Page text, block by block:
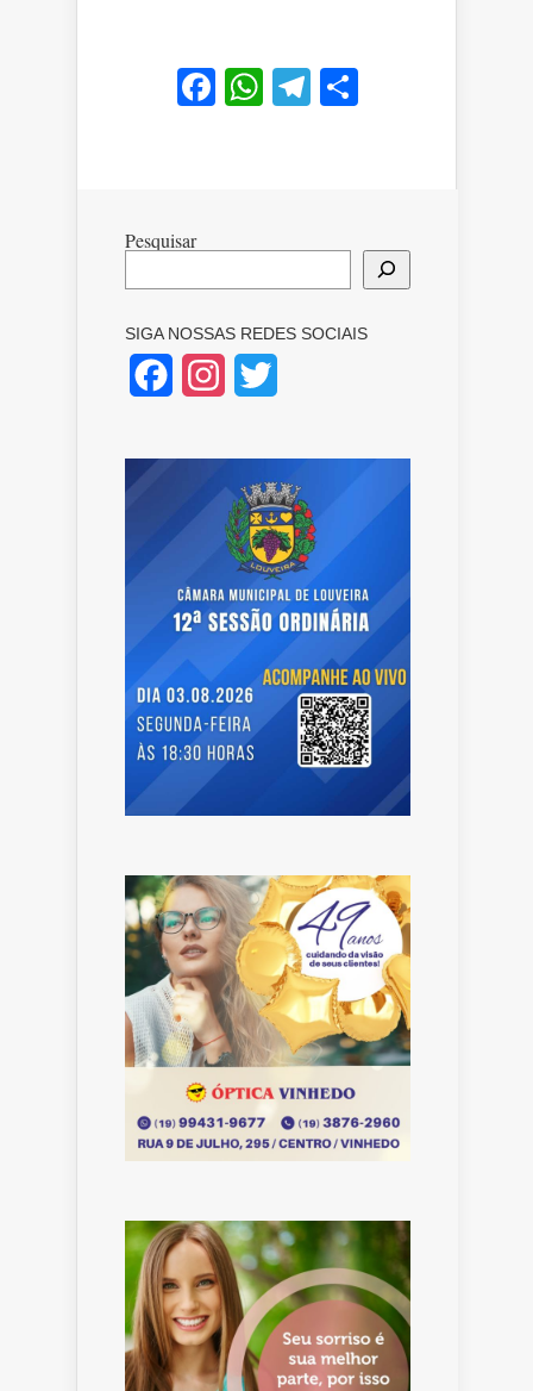
Facebook
WhatsApp
Telegram
Pesquisar
SIGA NOSSAS REDES SOCIAIS
FacebookInstagram